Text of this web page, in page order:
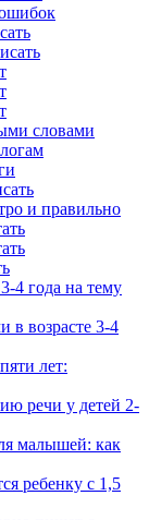
словами
и правильно
4 года на тему
в возрасте 3-4
лет:
речи у детей 2-
малышей: как
ребенку с 1,5